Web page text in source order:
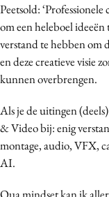
Peetsold:
om een heleboel
verstand te hebben om
en deze creatieve visie
kunnen overbrengen.
Als je de uitingen
& Video bij: enig
montage, audio, VFX,
AI.